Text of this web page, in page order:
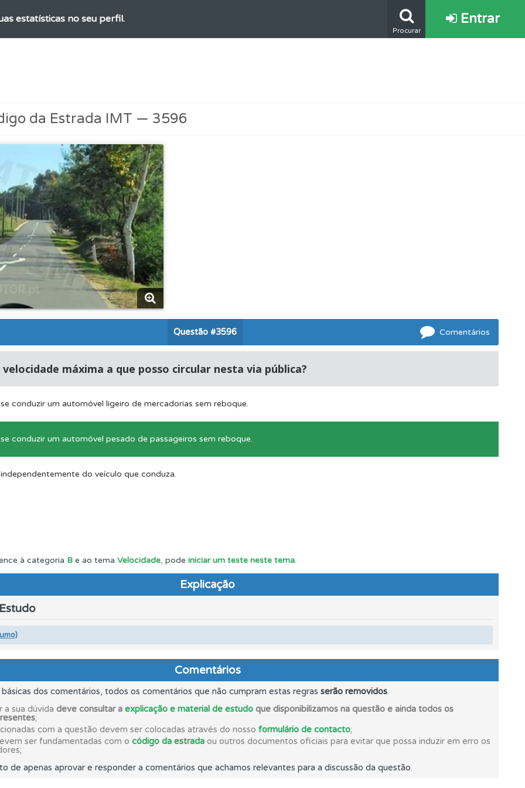
estatísticas no seu perfil.
que recomendamos para obter os melhores resultados.
apresenta-lhe questões a que ainda não respondeu.
apresenta-lhe questões que errou e não voltou a responder.
dá-lhe uma ideia da sua preparação para o exame.
os comentários da questão quando tem dúvidas.
aqui todas as questões que usamos na plataforma.
dificuldade do teste quando o termina.
para poder partilhar o seu perfil com os seus amigos.
os testemunhos dos nossos utilizadores e deixe o seu!
de teclado para responder aos testes mais rapidamente.
uma questão colocando-a como favorita.
biblioteca para tirar dúvidas e ver resumos do código.
Procurar
Entrar
da Estrada IMT — 3596
Comentários
Questão #3596
velocidade máxima a que posso circular nesta via pública?
conduzir um automóvel ligeiro de mercadorias sem reboque.
conduzir um automóvel pesado de passageiros sem reboque.
do veículo que conduza.
à categoria B e ao tema Velocidade, pode iniciar um teste neste tema.
Explicação
Comentários
básicas dos comentários, todos os comentários que não cumpram estas regras serão removidos.
a sua dúvida deve consultar a explicação e material de estudo que disponibilizamos na questão e ainda todos os
;
com a questão devem ser colocadas através do nosso formulário de contacto;
ser fundamentadas com o código da estrada ou outros documentos oficiais para evitar que possa induzir em erro os
de apenas aprovar e responder a comentários que achamos relevantes para a discussão da questão.